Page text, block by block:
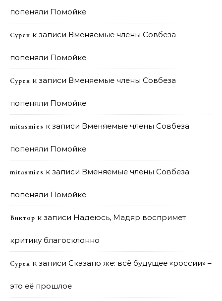
попеняли Помойке
Сурен к записи Вменяемые члены Совбеза
попеняли Помойке
Сурен к записи Вменяемые члены Совбеза
попеняли Помойке
mitasmies к записи Вменяемые члены Совбеза
попеняли Помойке
mitasmies к записи Вменяемые члены Совбеза
попеняли Помойке
Виктор к записи Надеюсь, Мадяр воспримет
критику благосклонно
Сурен к записи Сказано же: всё будущее «россии» –
это её прошлое